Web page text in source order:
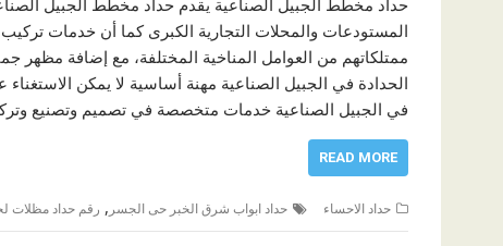
المستودعات والمحلات التجارية الكبرى كما أن خدمات
ممتلكاتهم من العوامل المناخية المختلفة، مع إضافة مظهر
الحدادة في الجبيل الصناعية مهنة أساسية لا يمكن
في الجبيل الصناعية خدمات متخصصة في تصميم وتصنيع
READ MORE
حداد الاحساء حداد ابواب شرق الخبر حى الجسر , رقم حداد مظلات